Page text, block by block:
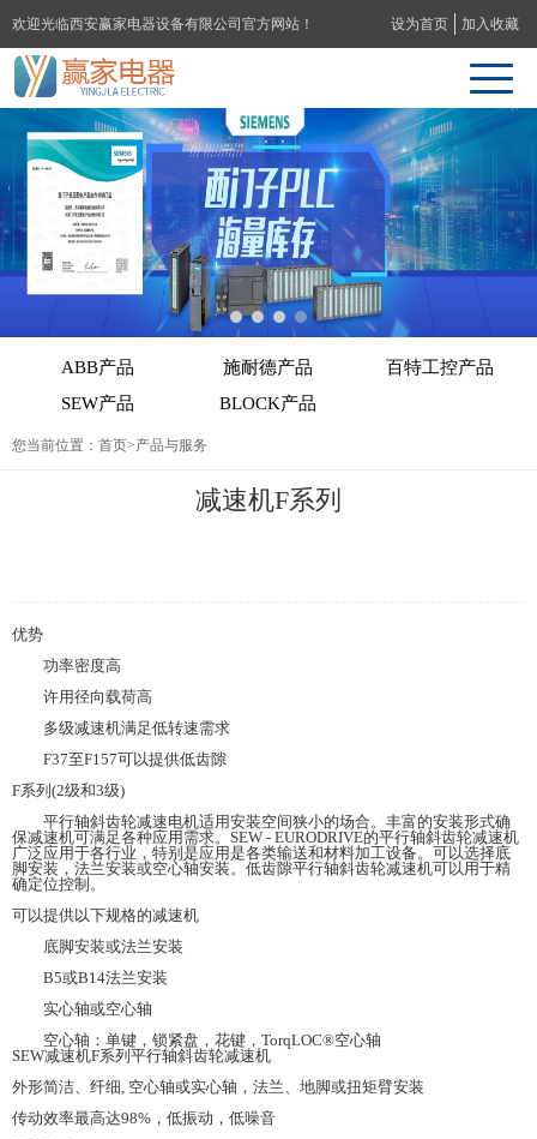
欢迎光临西安赢家电器设备有限公司官方网站！ 设为首页 加入收藏
ABB产品 施耐德产品
百特工控产品
SEW产品
BLOCK产品
您当前位置： 首页>产品与服务
减速机F系列
优势
功率密度高
许用径向载荷高
多级减速机满足低转速需求
F37至F157可以提供低齿隙
F系列(2级和3级)
平行轴斜齿轮减速电机适用安装空间狭小的场合。丰富的安装形式确
保减速机可满足各种应用需求。SEW - EURODRIVE的平行轴斜齿轮减速机
广泛应用于各行业，特别是应用是各类输送和材料加工设备。可以选择底
脚安装，法兰安装或空心轴安装。低齿隙平行轴斜齿轮减速机可以用于精
确定位控制。
可以提供以下规格的减速机
底脚安装或法兰安装
B5或B14法兰安装
实心轴或空心轴
空心轴：单键，锁紧盘，花键，TorqLOC®空心轴
SEW减速机F系列平行轴斜齿轮减速机
外形简洁、纤细, 空心轴或实心轴，法兰、地脚或扭矩臂安装
传动效率最高达98%，低振动，低噪音